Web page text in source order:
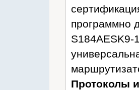
программно
S184AESK9-
Протоколы